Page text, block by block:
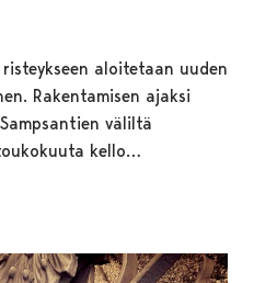
aloitetaan uuden
Rakentamisen ajaksi
väliltä
kello…